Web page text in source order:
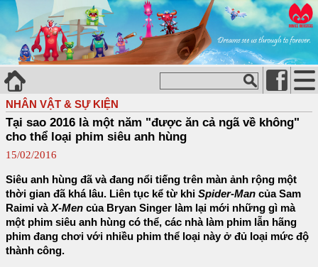
NHÂN VẬT & SỰ KIỆN
Tại sao 2016 là một năm "được ăn cả ngã về không"
cho thể loại phim siêu anh hùng
15/02/2016
Siêu anh hùng đã và đang nổi tiếng trên màn ảnh rộng một
thời gian đã khá lâu. Liên tục kể từ khi Spider-Man của Sam
Raimi vàX-Men của Bryan Singer làm lại mới những gì mà
một phim siêu anh hùng có thể, các nhà làm phim lẫn hãng
phim đang chơi với nhiều phim thể loại này ở đủ loại mức độ
thành công.